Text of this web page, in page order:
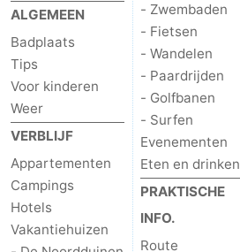
Leiden
Bollenstreek
-
Natuur
Hollands
Duin
-
Noordwijk
-
Scheveningen
-
Den
-
ALGEMEEN
Badplaats
Tips
Voor kinderen
Weer
VERBLIJF
Appartementen
Campings
Hotels
Vakantiehuizen
- Zwembaden
- Fietsen
- Wandelen
- Paardrijden
- Golfbanen
- Surfen
Evenementen
Eten en drinken
PRAKTISCHE
INFO.
Route